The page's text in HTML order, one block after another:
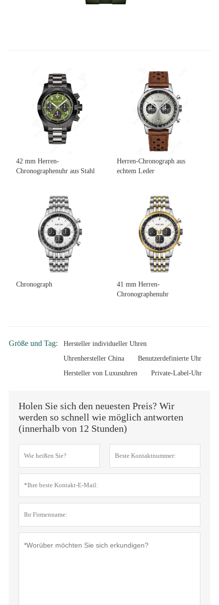
42 mm Herren-
Chronographenuhr aus Stahl
Herren-Chronograph aus
echtem Leder
Chronograph
41 mm Herren-
Chronographenuhr
Größe und Tag:
Hersteller individueller Uhren
Uhrenhersteller China
Benutzerdefinierte Uhr
Hersteller von Luxusuhren
Private-Label-Uhr
Holen Sie sich den neuesten Preis? Wir
werden so schnell wie möglich antworten
(innerhalb von 12 Stunden)